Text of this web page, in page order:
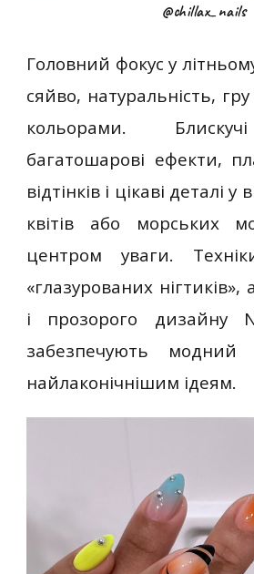
@chillax_nails
Головний фокус у
сяйво, натуральність,
кольорами.
багатошарові ефекти,
відтінків і цікаві деталі у
квітів або морських
центром уваги.
«глазурованих нігтиків»,
і прозорого дизайну
забезпечують модний
найлаконічнішим ідеям.